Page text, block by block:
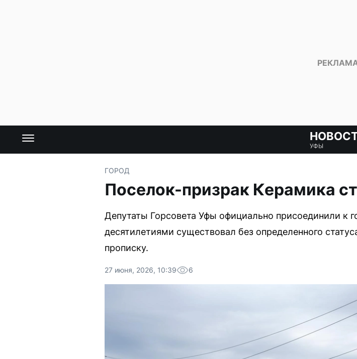
УФЫ
ГОРОД
Поселок-призрак Керамика
Депутаты Горсовета Уфы официально присоединили к
десятилетиями существовал без определенного
прописку.
27 июня, 2026, 10:39 6